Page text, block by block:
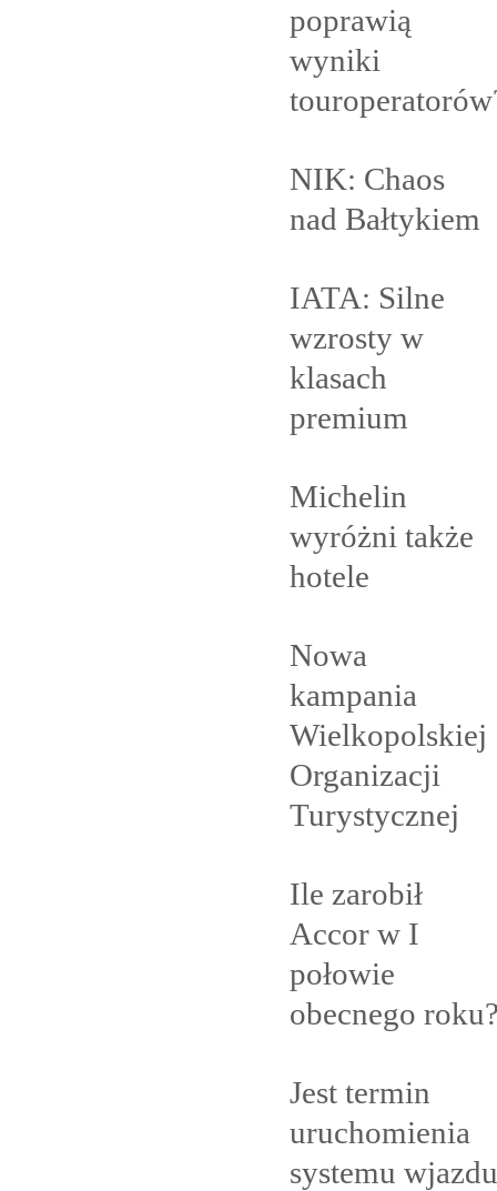
poprawią
wyniki
NIK: Chaos
nad Bałtykiem
IATA: Silne
wzrosty w
klasach
premium
Michelin
wyróżni także
hotele
Nowa
kampania
Wielkopolskiej
Organizacji
Turystycznej
Ile zarobił
Accor w I
połowie
obecnego
Jest termin
uruchomienia
systemu wjazdu